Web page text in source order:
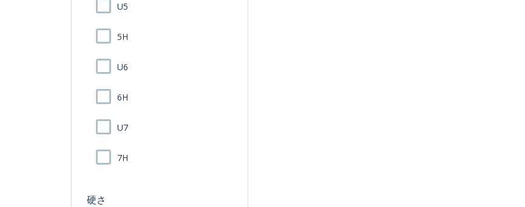
U5
5H
U6
6H
U7
7H
硬さ